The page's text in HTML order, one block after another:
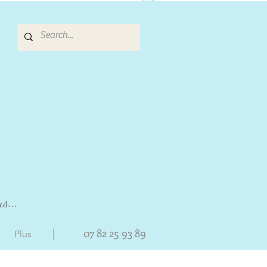
Plus | 07 82 25 93 89